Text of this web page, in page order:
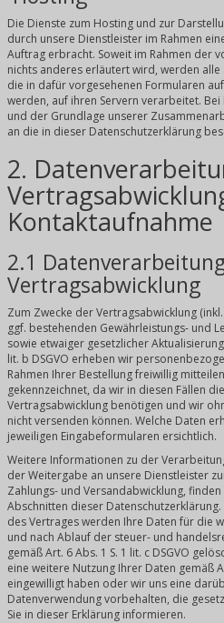
Die Dienste zum Hosting und zur
durch unsere Dienstleister im Rahmen
Auftrag erbracht. Soweit im Rahmen der
nichts anderes erläutert wird, werden
die in dafür vorgesehenen Formularen
werden, auf ihren Servern verarbeitet.
und der Grundlage unserer
an die in dieser Datenschutzerklärung
2.
Kontaktaufnahme
2.1
Vertragsabwicklung
Zum Zwecke der Vertragsabwicklung
ggf. bestehenden Gewährleistungs- und
sowie etwaiger gesetzlicher
lit. b DSGVO erheben wir
Rahmen Ihrer Bestellung freiwillig
gekennzeichnet, da wir in diesen Fällen
Vertragsabwicklung benötigen und wir
nicht versenden können. Welche Daten
jeweiligen Eingabeformularen ersichtlich.
Weitere Informationen zu der
der Weitergabe an unsere Dienstleister
Zahlungs- und Versandabwicklung,
Abschnitten dieser
des Vertrages werden Ihre Daten für die
und nach Ablauf der steuer- und
gemäß Art. 6 Abs. 1 S. 1 lit. c DSGVO
eine weitere Nutzung Ihrer Daten gemäß
eingewilligt haben oder wir uns eine
Datenverwendung vorbehalten, die
Sie in dieser Erklärung informieren.